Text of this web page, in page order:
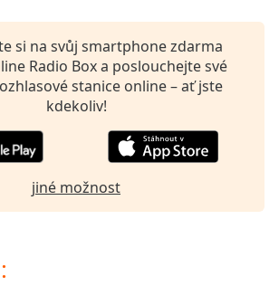
si na svůj smartphone zdarma
Radio Box a poslouchejte své
stanice online – ať jste
kdekoliv!
jiné možnost